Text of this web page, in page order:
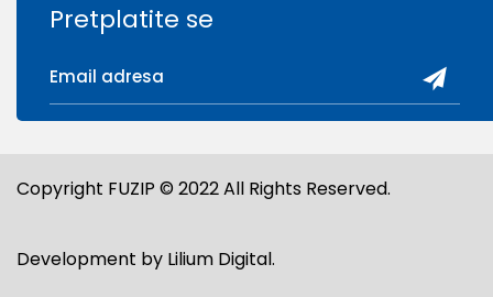
Pretplatite se
Copyright FUZIP © 2022 All Rights Reserved.
Development by Lilium Digital.